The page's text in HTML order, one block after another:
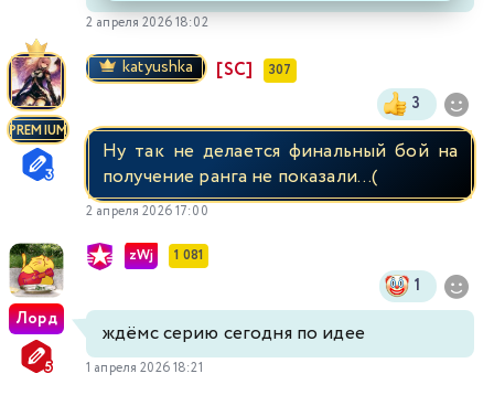
2 апреля 2026 18:02
PREMIUM
katyushka [SC] 307
3
Ну так не делается финальный бой на
получение ранга не показали...(
2 апреля 2026 17:00
Лорд
zWj 1 081
1
ждёмс серию сегодня по идее
1 апреля 2026 18:21